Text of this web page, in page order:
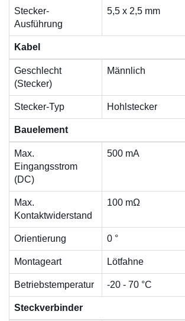
Stecker-
Ausführung
5,5 x 2,5 mm
Kabel
Geschlecht
(Stecker)
Männlich
Stecker-Typ Hohlstecker
Bauelement
Max.
Eingangsstrom
(DC)
500 mA
Max.
Kontaktwiderstand
100 mΩ
Orientierung 0 °
Montageart Lötfahne
Betriebstemperatur -20 - 70 °C
Steckverbinder